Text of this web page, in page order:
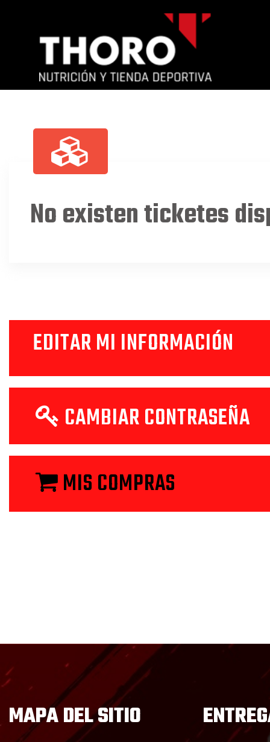
No existen ticketes
EDITAR MI INFORMACIÓN
CAMBIAR CONTRASEÑA
MIS COMPRAS
cuenta
Mis
compras
Cerrar
sesión
MAPA DEL SITIO